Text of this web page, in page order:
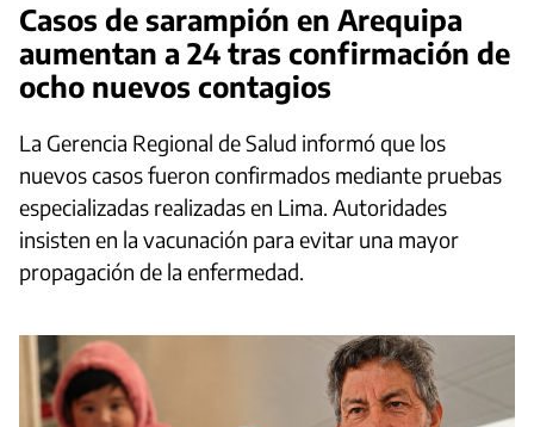
Casos de sarampión en Arequipa
aumentan a 24 tras confirmación de
ocho nuevos contagios
La Gerencia Regional de Salud informó que los
nuevos casos fueron confirmados mediante pruebas
especializadas realizadas en Lima. Autoridades
insisten en la vacunación para evitar una mayor
propagación de la enfermedad.